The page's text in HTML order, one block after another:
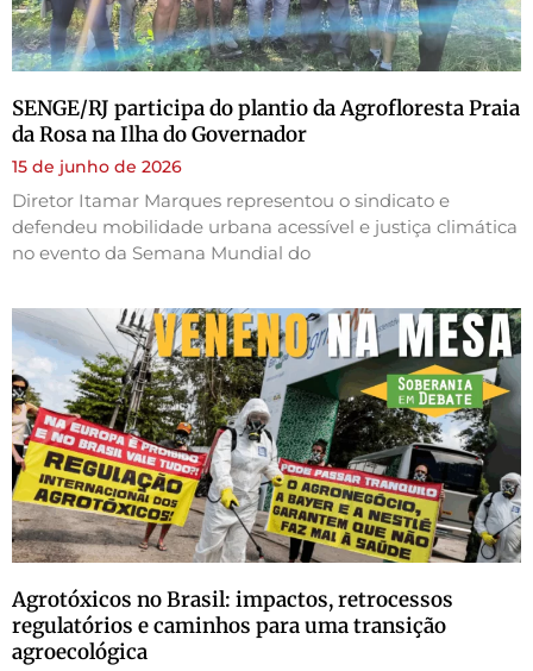
SENGE/RJ participa do plantio da Agrofloresta Praia
da Rosa na Ilha do Governador
15 de junho de 2026
Diretor Itamar Marques representou o sindicato e
defendeu mobilidade urbana acessível e justiça climática
no evento da Semana Mundial do
Agrotóxicos no Brasil: impactos, retrocessos
regulatórios e caminhos para uma transição
agroecológica